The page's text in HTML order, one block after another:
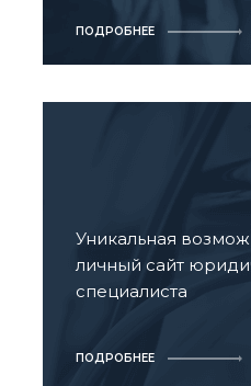
ПОДРОБНЕЕ
Уникальная
личный сайт
специалиста
ПОДРОБНЕЕ